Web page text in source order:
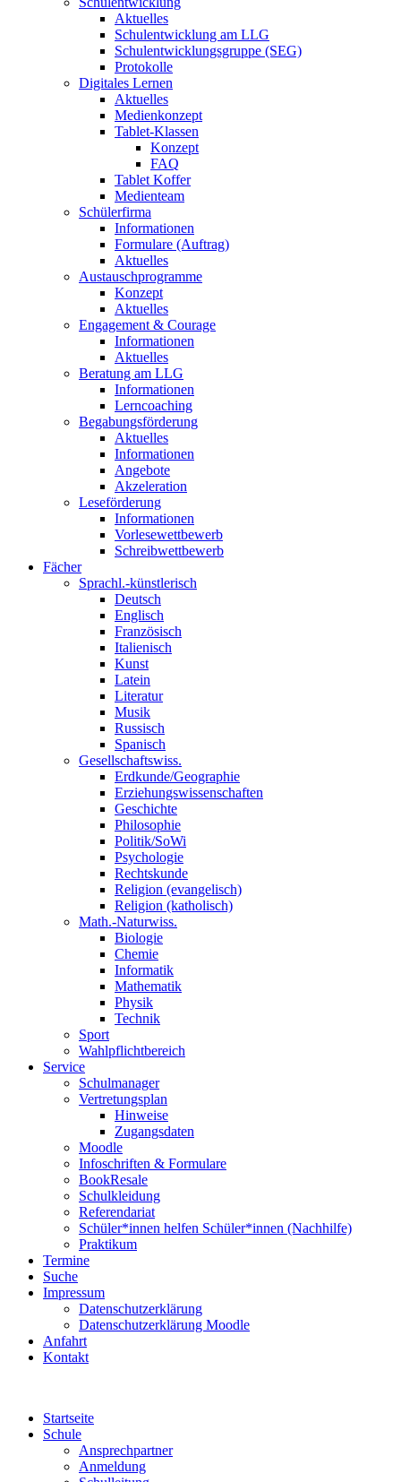
Aktuelles
Schulentwicklung am LLG
Schulentwicklungsgruppe (SEG)
Protokolle
Digitales Lernen
Aktuelles
Medienkonzept
Tablet-Klassen
Konzept
FAQ
Tablet Koffer
Medienteam
Schülerfirma
Informationen
Formulare (Auftrag)
Aktuelles
Austauschprogramme
Konzept
Aktuelles
Engagement & Courage
Informationen
Aktuelles
Beratung am LLG
Informationen
Lerncoaching
Begabungsförderung
Aktuelles
Informationen
Angebote
Akzeleration
Leseförderung
Informationen
Vorlesewettbewerb
Schreibwettbewerb
Fächer
Sprachl.-künstlerisch
Deutsch
Englisch
Französisch
Italienisch
Kunst
Latein
Literatur
Musik
Russisch
Spanisch
Gesellschaftswiss.
Erdkunde/Geographie
Erziehungswissenschaften
Geschichte
Philosophie
Politik/SoWi
Psychologie
Rechtskunde
Religion (evangelisch)
Religion (katholisch)
Math.-Naturwiss.
Biologie
Chemie
Informatik
Mathematik
Physik
Technik
Sport
Wahlpflichtbereich
Service
Schulmanager
Vertretungsplan
Hinweise
Zugangsdaten
Moodle
Infoschriften & Formulare
BookResale
Schulkleidung
Referendariat
Schüler*innen helfen Schüler*innen (Nachhilfe)
Praktikum
Termine
Suche
Impressum
Datenschutzerklärung
Datenschutzerklärung Moodle
Anfahrt
Kontakt
Startseite
Schule
Ansprechpartner
Anmeldung